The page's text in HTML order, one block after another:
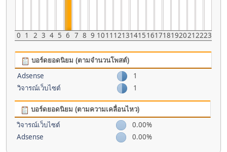
0 1 2 3 4 5 6 7 8 9 1011 121314151617181920212223
บอร์ดยอดนิยม (ตามจำนวนโพสต์)
Adsense
1
วิจารณ์เว็บไซต์
1
บอร์ดยอดนิยม (ตามความเคลื่อนไหว)
วิจารณ์เว็บไซต์
0.00%
Adsense
0.00%